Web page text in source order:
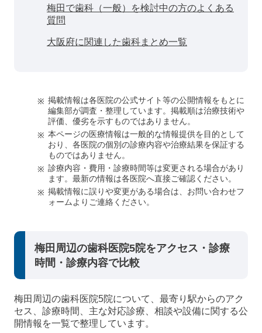
梅田で歯科（一般）を検討中の方のよくある
質問
大阪府に関連した歯科まとめ一覧
掲載情報は各医院の公式サイト等の公開情報をもとに
編集部が調査・整理しています。掲載順は治療技術や
評価、優劣を示すものではありません。
本ページの医療情報は一般的な情報提供を目的として
おり、各医院の個別の診療内容や治療結果を保証する
ものではありません。
診療内容・費用・診療時間等は変更される場合があり
ます。最新の情報は各医院へ直接ご確認ください。
掲載情報に誤りや変更がある場合は、お問い合わせフ
ォームよりご連絡ください。
梅田周辺の歯科医院5院をアクセス・診療
時間・診療内容で比較
梅田周辺の歯科医院5院について、最寄り駅からのアク
セス、診療時間、主な対応診療、相談や設備に関する公
開情報を一覧で整理しています。